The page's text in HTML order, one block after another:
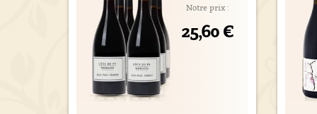
Notre prix :
25,60 €